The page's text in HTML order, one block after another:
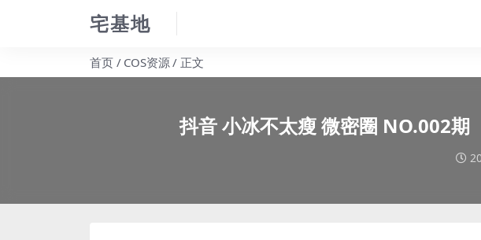
宅基地
首页 COS资源 正文
抖音 小冰不太瘦 微密圈 NO.002